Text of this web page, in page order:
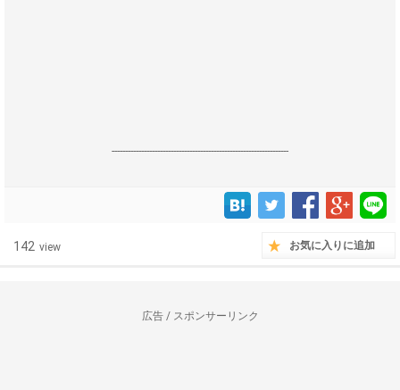
------------------------------------------------------------------
142 view お気に入りに追加
広告 / スポンサーリンク